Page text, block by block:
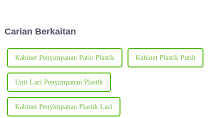
Carian Berkaitan
Kabinet Penyimpanan Patio Plastik Kabinet Plastik Putih
Unit Laci Penyimpanan Plastik
Kabinet Penyimpanan Plastik Laci